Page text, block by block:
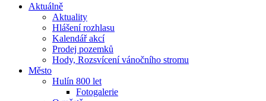
Aktuálně
Aktuality
Hlášení rozhlasu
Kalendář akcí
Prodej pozemků
Hody, Rozsvícení vánočního stromu
Město
Hulín 800 let
Fotogalerie